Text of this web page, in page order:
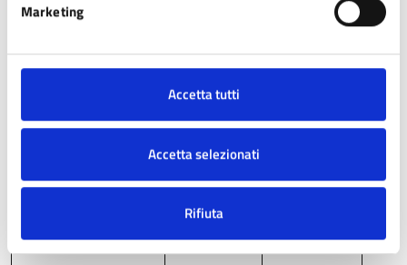
Marketing
Accetta tutti
Accetta selezionati
Rifiuta
Controllo IMU – TASI
Responsabile
dei